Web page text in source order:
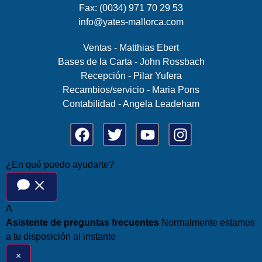
Fax: (0034) 971 70 29 53
info@yates-mallorca.com
Ventas - Matthias Ebert
Bases de la Carta - John Rossbach
Recepción - Pilar Yufera
Recambios/servicio - Maria Pons
Contabilidad - Angela Leadeham
¿En qué puedo ayudarte?
A
Asistente de preguntas frecuentes Normalmente estamos
a tu disposición al instante
×